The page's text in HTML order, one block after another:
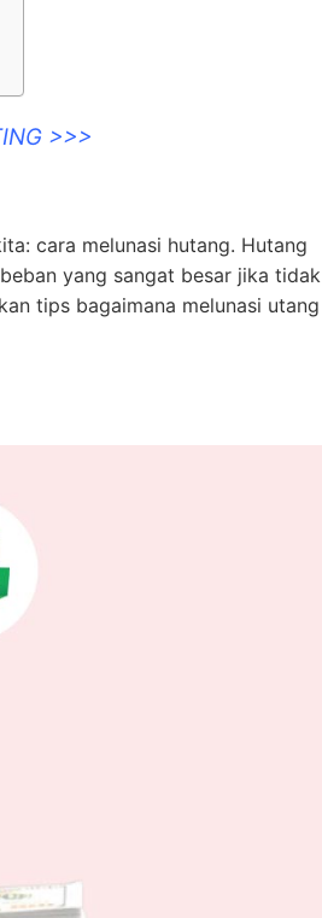
>>>
cara melunasi hutang. Hutang
yang sangat besar jika tidak
tips bagaimana melunasi utang